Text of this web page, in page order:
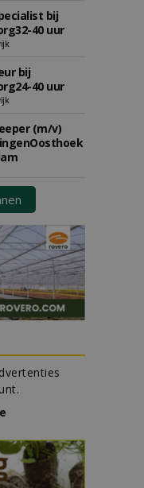
bij
40 uur
bij
40 uur
(m/v)